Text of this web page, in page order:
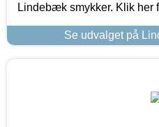
Lindebæk smykker. Klik her
Se udvalget på